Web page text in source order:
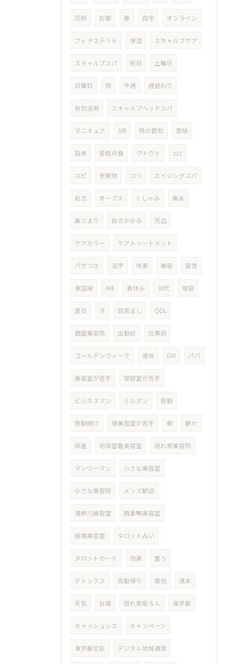
花粉 診察 春 自宅 オンライン
フィナステリド 保湿 スキャルプケア
スキャルプスパ 祝日 土曜日
日曜日 雨 今週 週替わり
有効活用 スキャルプヘッドスパ
マニキュア 3月 桃の節句 意味
由来 皆既月食 ウトウト zzz
スピ 老廃物 コリ エイジングスパ
処方 オープス くしゃみ 鼻水
鼻づまり 目のかゆみ 充血
ケアカラー ケアトリートメント
パサつき 活字 作家 美容 習慣
東証線 4月 春休み 30代 理容
夏日 汗 目覚まし QOL
個室美容院 出勤前 仕事前
ゴールデンウィーク 連休 GW パパ
美容室が苦手 理容室が苦手
ビジネスマン ミルボン 夜勤
夜勤明け 理美容室が苦手 朝 静か
床屋 地域密着美容室 隠れ家美容院
マンツーマン 小さな美容室
小さな美容院 メンズ歓迎
滝野川美容室 西巣鴨美容室
板橋美容室 タロット占い
タロットカード 効果 整う
デトックス 夜勤帰り 疲労 週末
天気 台風 隠れ家座ろん 東京都
キャッシュレス キャンペーン
東京都北区 デジタル地域通貨